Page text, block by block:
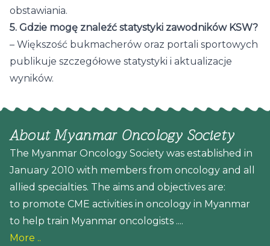
obstawiania.
5. Gdzie mogę znaleźć statystyki zawodników KSW?
– Większość bukmacherów oraz portali sportowych
publikuje szczegółowe statystyki i aktualizacje
wyników.
About Myanmar Oncology Society
The Myanmar Oncology Society was established in
January 2010 with members from oncology and all
allied specialties. The aims and objectives are:
to promote CME activities in oncology in Myanmar
to help train Myanmar oncologists ....
More ..